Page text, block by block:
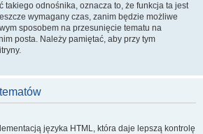
takiego odnośnika, oznacza to, że funkcja ta jest
wymagany czas, zanim będzie możliwe
sposobem na przesunięcie tematu na
posta. Należy pamiętać, aby przy tym
języka HTML, która daje lepszą kontrolę